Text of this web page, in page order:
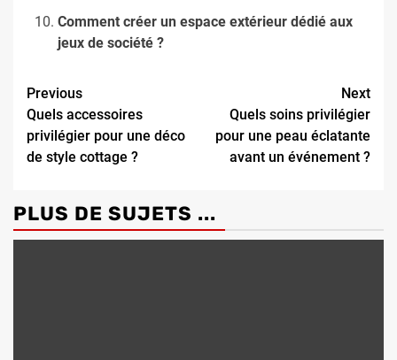
Comment créer un espace extérieur dédié aux
jeux de société ?
Continue
Reading
Previous
Quels accessoires
privilégier pour une déco
de style cottage ?
Next
Quels soins privilégier
pour une peau éclatante
avant un événement ?
PLUS DE SUJETS ...